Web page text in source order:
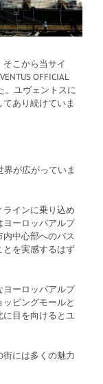
こから当サイ
OFFICIAL
。ユヴェントスに
あり続けていま
が広がっていま
ラインに乗り込め
ヨーロッパアルプ
中心部へのバス
とを実感するはず
ヨーロッパアルプ
ピングモールと
に目を向けるとユ
には多くの魅力